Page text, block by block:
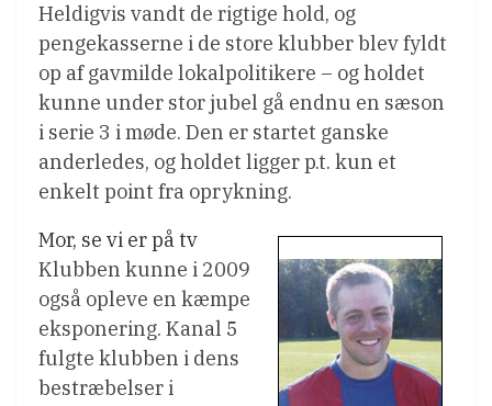
Heldigvis vandt de rigtige hold, og
pengekasserne i de store klubber blev fyldt
op af gavmilde lokalpolitikere – og holdet
kunne under stor jubel gå endnu en sæson
i serie 3 i møde. Den er startet ganske
anderledes, og holdet ligger p.t. kun et
enkelt point fra oprykning.
Mor, se vi er på tv
Klubben kunne i 2009
også opleve en kæmpe
eksponering. Kanal 5
fulgte klubben i dens
bestræbelser i